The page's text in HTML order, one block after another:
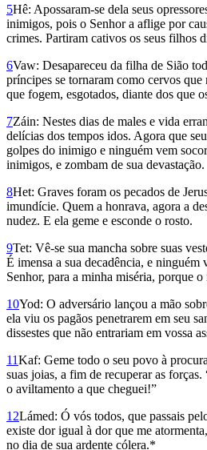
5Hê: Apossaram-se dela seus
inimigos, pois o Senhor a aflige por
crimes. Partiram cativos os seus filhos
6Vaw: Desapareceu da filha de Sião
príncipes se tornaram como cervos que
que fogem, esgotados, diante dos que
7Záin: Nestes dias de males e vida
delícias dos tempos idos. Agora que
golpes do inimigo e ninguém vem
inimigos, e zombam de sua devastação.
8Het: Graves foram os pecados de
imundície. Quem a honrava, agora a
nudez. E ela geme e esconde o rosto.
9Tet: Vê-se sua mancha sobre suas
É imensa a sua decadência, e ninguém
Senhor, para a minha miséria, porque
10Yod: O adversário lançou a mão
ela viu os pagãos penetrarem em seu
dissestes que não entrariam em vossa
11Kaf: Geme todo o seu povo à
suas joias, a fim de recuperar as
o aviltamento a que cheguei!”
12Lámed: Ó vós todos, que passais
existe dor igual à dor que me
no dia de sua ardente cólera.*